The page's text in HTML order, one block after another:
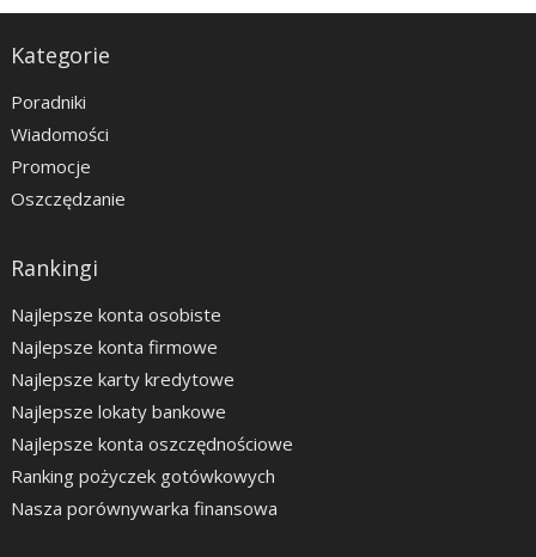
Kategorie
Poradniki
Wiadomości
Promocje
Oszczędzanie
Rankingi
Najlepsze konta osobiste
Najlepsze konta firmowe
Najlepsze karty kredytowe
Najlepsze lokaty bankowe
Najlepsze konta oszczędnościowe
Ranking pożyczek gotówkowych
Nasza porównywarka finansowa